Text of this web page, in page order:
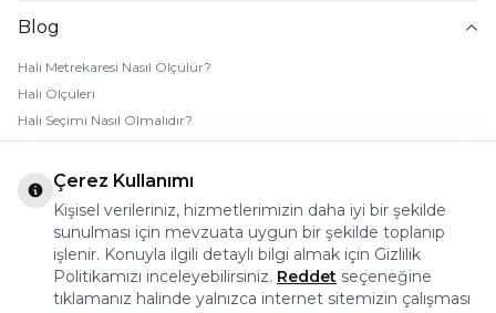
Blog
Halı Metrekaresi Nasıl Ölçülür?
Halı Ölçüleri
Halı Seçimi Nasıl Olmalıdır?
Halı Rengi Nasıl Seçilir?
Halı Temizliği Nasıl Yapılır?
Bebek Halı Temizliği Nasıl Yapılır?
7 Adımda Halı Lekesi Çıkarma
Halı Kaydırmaz Ped Nasıl Kullanılır?
Çerez Kullanımı
Kişisel verileriniz, hizmetlerimizin daha iyi bir şekilde
sunulması için mevzuata uygun bir şekilde toplanıp
işlenir. Konuyla ilgili detaylı bilgi almak için Gizlilik
Politikamızı inceleyebilirsiniz. Reddet seçeneğine
tıklamanız halinde yalnızca internet sitemizin çalışması